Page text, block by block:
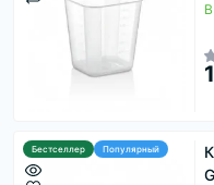
Бестселлер Популярный